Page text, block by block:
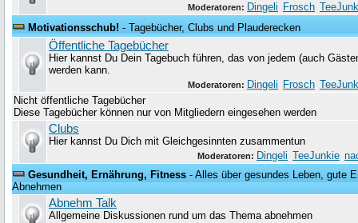
Moderatoren: Dingeli Frosch
Motivationsschub! - Tagebücher, Clubs und Plauderecken
Öffentliche Tagebücher
Hier kannst Du Dein Tagebuch führen, das von jedem (auch
werden kann.
Moderatoren: Dingeli Frosch
Nicht öffentliche Tagebücher
Diese Tagebücher können nur von Mitgliedern eingesehen werden
Clubs
Hier kannst Du Dich mit Gleichgesinnten zusammentun
Moderatoren: Dingeli TeeJunkie
Gesundheit, Ernährung, Fitness - Alles über gesundes Leben, gute
Abnehmen
Abnehm Talk
Allgemeine Diskussionen rund um das Thema abnehmen